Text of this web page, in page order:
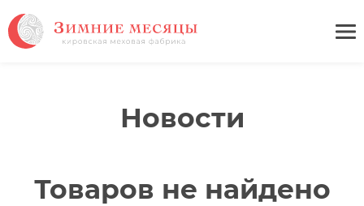
Новости
Товаров не найдено